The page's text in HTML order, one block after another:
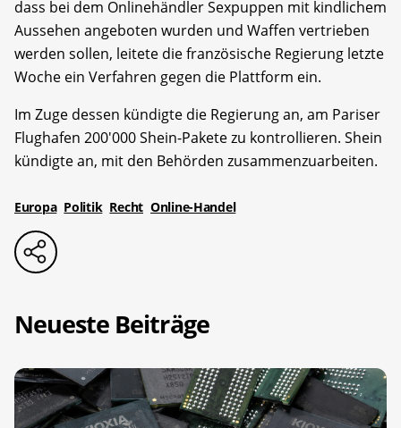
dass bei dem Onlinehändler Sexpuppen mit kindlichem
Aussehen angeboten wurden und Waffen vertrieben
werden sollen, leitete die französische Regierung letzte
Woche ein Verfahren gegen die Plattform ein.
Im Zuge dessen kündigte die Regierung an, am Pariser
Flughafen 200'000 Shein-Pakete zu kontrollieren. Shein
kündigte an, mit den Behörden zusammenzuarbeiten.
Europa Politik Recht Online-Handel
Neueste Beiträge